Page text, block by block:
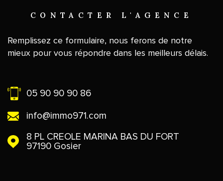
CONTACTER L'AGENCE
Remplissez ce formulaire, nous ferons de notre
mieux pour vous répondre dans les meilleurs délais.
05 90 90 90 86
info@immo971.com
8 PL CREOLE MARINA BAS DU FORT
97190
Gosier